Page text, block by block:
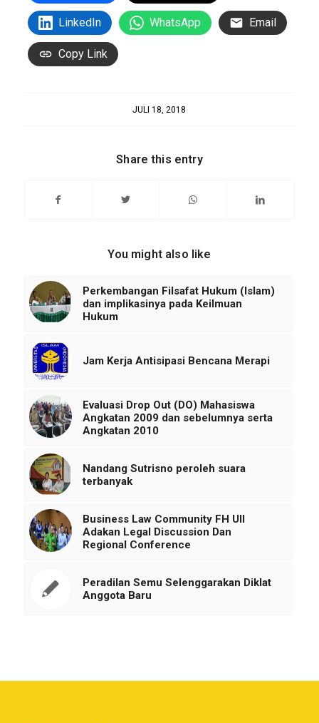
LinkedIn WhatsApp Email
Copy Link
JULI 18, 2018
Share this entry
You might also like
Perkembangan Filsafat Hukum (Islam)
dan implikasinya pada Keilmuan
Hukum
Jam Kerja Antisipasi Bencana Merapi
Evaluasi Drop Out (DO) Mahasiswa
Angkatan 2009 dan sebelumnya serta
Angkatan 2010
Nandang Sutrisno peroleh suara
terbanyak
Business Law Community FH UII
Adakan Legal Discussion Dan
Regional Conference
Peradilan Semu Selenggarakan Diklat
Anggota Baru